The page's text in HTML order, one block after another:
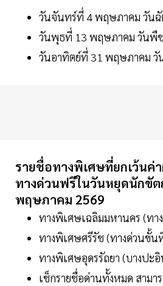
วันจันทร์ที่ 4 พฤษภาคม วันฉั
วันพุธที่ 13 พฤษภาคม วันพื
วันอาทิตย์ที่ 31 พฤษภาคม วั
รายชื่อทางพิเศษที่ยกเว้นค่
ทางด่วนฟรีในวันหยุดนักขัต
พฤษภาคม 2569
ทางพิเศษเฉลิมมหานคร (ท
ทางพิเศษศรีรัช (ทางด่วนขั้น
ทางพิเศษอุดรรัถยา (บางปะ
เช็กรายชื่อด่านทั้งหมด สามา